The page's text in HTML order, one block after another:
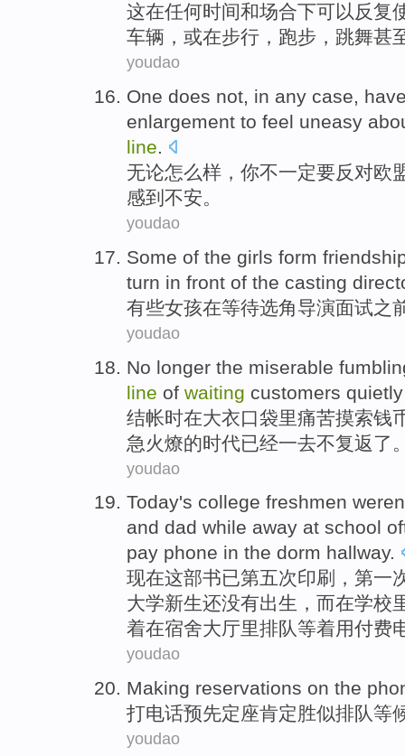
这在任何时间和场合下可以 反复
车辆 ，或在步行 ， 跑步 ， 跳舞甚
youdao
One does not, in any case,
enlargement to feel uneasy
line.
无论怎么样， 你不一定要反对欧
感到 不安。
youdao
Some of the girls form
turn in front of the casting
有些女孩在等待选角导演面试之
youdao
No longer the miserable
line of waiting customers
结帐时在大衣口袋里痛苦摸索钱
急火燎的时代已经一去不复返了
youdao
Today's college freshmen
and dad while away at school
pay phone in the dorm hallway.
现在这部书已第五次印刷，第一
大学新生还没有出生 ， 而在学校
着在宿舍大厅里排队等着用付费
youdao
Making reservations on the
打电话预先定座肯定胜似排队等
youdao